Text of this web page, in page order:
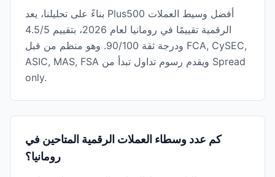
بناءً على تحليلنا، يعد Plus500 أفضل وسيط العملات
الرقمية تقييمًا في رومانيا لعام 2026، بتقييم 4.5/5
ودرجة ثقة 90/100. وهو منظم من قبل FCA, CySEC,
ASIC, MAS, FSA ويقدم رسوم تداول تبدأ من Spread
only.
كم عدد وسطاء العملات الرقمية المتاحين في
رومانيا؟